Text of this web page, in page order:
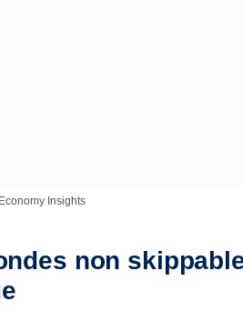
Insights
non